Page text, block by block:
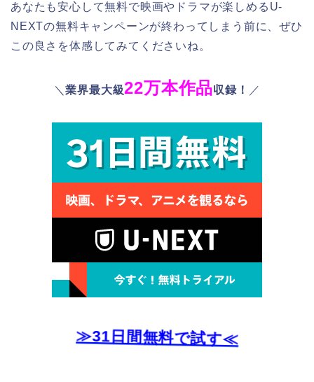
あなたも安心して無料で映画やドラマが楽しめるU-
NEXTの無料キャンペーンが終わってしまう前に、ぜひ
この良さを体感してみてくださいね。
＼業界最大級22万本作品収録！ ／
≫31日間無料で試す≪